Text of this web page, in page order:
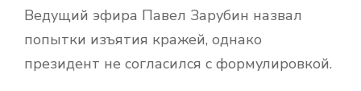
Ведущий эфира Павел Зарубин назвал
попытки изъятия кражей, однако
президент не согласился с формулировкой.